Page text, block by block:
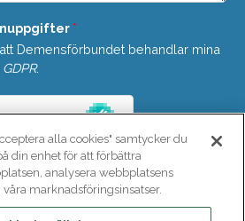
*
Demensförbundet behandlar mina
GDPR.
SKICKA
alla cookies" samtycker du
din enhet för att förbättra
analysera webbplatsens
marknadsföringsinsatser.